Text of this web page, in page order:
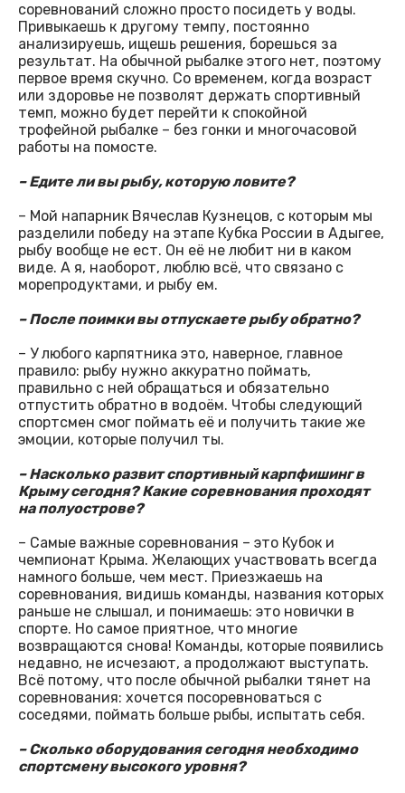
соревнований сложно просто посидеть у воды.
Привыкаешь к другому темпу, постоянно
анализируешь, ищешь решения, борешься за
результат. На обычной рыбалке этого нет, поэтому
первое время скучно. Со временем, когда возраст
или здоровье не позволят держать спортивный
темп, можно будет перейти к спокойной
трофейной рыбалке – без гонки и многочасовой
работы на помосте.
– Едите ли вы рыбу, которую ловите?
– Мой напарник Вячеслав Кузнецов, с которым мы
разделили победу на этапе Кубка России в Адыгее,
рыбу вообще не ест. Он её не любит ни в каком
виде. А я, наоборот, люблю всё, что связано с
морепродуктами, и рыбу ем.
– После поимки вы отпускаете рыбу обратно?
– У любого карпятника это, наверное, главное
правило: рыбу нужно аккуратно поймать,
правильно с ней обращаться и обязательно
отпустить обратно в водоём. Чтобы следующий
спортсмен смог поймать её и получить такие же
эмоции, которые получил ты.
– Насколько развит спортивный карпфишинг в
Крыму сегодня? Какие соревнования проходят
на полуострове?
– Самые важные соревнования – это Кубок и
чемпионат Крыма. Желающих участвовать всегда
намного больше, чем мест. Приезжаешь на
соревнования, видишь команды, названия которых
раньше не слышал, и понимаешь: это новички в
спорте. Но самое приятное, что многие
возвращаются снова! Команды, которые появились
недавно, не исчезают, а продолжают выступать.
Всё потому, что после обычной рыбалки тянет на
соревнования: хочется посоревноваться с
соседями, поймать больше рыбы, испытать себя.
– Сколько оборудования сегодня необходимо
спортсмену высокого уровня?